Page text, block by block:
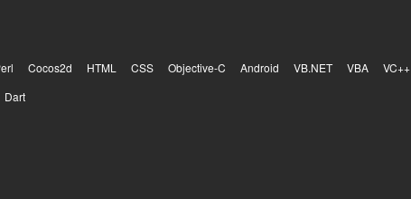
Cocos2d HTML CSS Objective-C Android VB.NET VBA VC++
Dart